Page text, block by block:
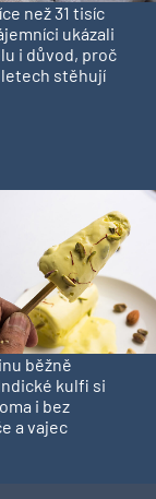
než 31 tisíc
ukázali
i důvod, proč
stěhují
běžně
kulfi si
i bez
a vajec